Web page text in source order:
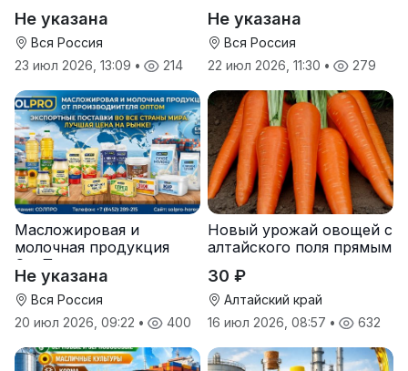
Не указана
Вся Россия
23 июл 2026, 13:09 • 214
Не указана
Вся Россия
22 июл 2026, 11:30 • 279
Масложировая и
молочная продукция
СолПро — экспортные
поставки
Не указана
Вся Россия
20 июл 2026, 09:22 • 400
Новый урожай овощей с
алтайского поля прямым
30 ₽
Алтайский край
16 июл 2026, 08:57 • 632